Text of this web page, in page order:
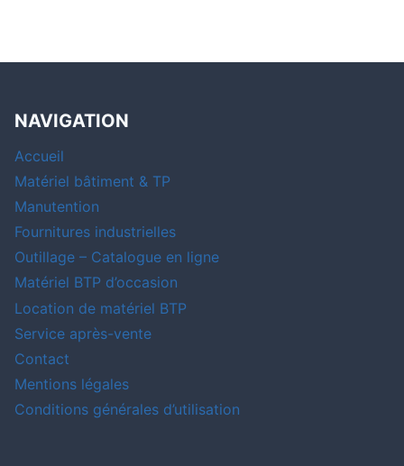
NAVIGATION
Accueil
Matériel bâtiment & TP
Manutention
Fournitures industrielles
Outillage – Catalogue en ligne
Matériel BTP d’occasion
Location de matériel BTP
Service après-vente
Contact
Mentions légales
Conditions générales d’utilisation